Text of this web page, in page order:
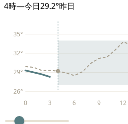
4時—今日29.2°昨日
26°
29°
32°
35°
0 3 6 9 12